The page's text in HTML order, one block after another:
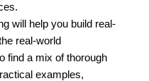
will help you build real-
real-world
find a mix of thorough
examples,